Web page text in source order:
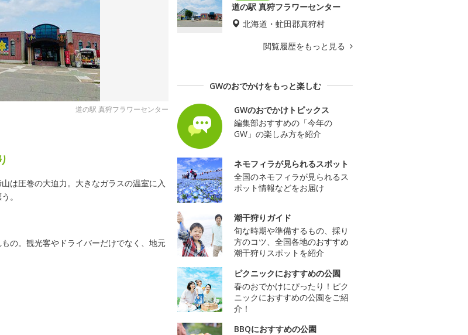
道の駅 真狩フラワーセンター
は圧巻の大迫力。大きなガラスの温室に入
。
の。観光客やドライバーだけでなく、地元
道の駅 真狩フラワーセンター
北海道・虻田郡真狩村
閲覧履歴をもっと見る
GWのおでかけをもっと楽しむ
GWのおでかけトピックス
編集部おすすめの「今年の
GW」の楽しみ方を紹介
ネモフィラが見られるスポット
全国のネモフィラが見られるス
ポット情報などをお届け
潮干狩りガイド
旬な時期や準備するもの、採り
方のコツ、全国各地のおすすめ
潮干狩りスポットを紹介
ピクニックにおすすめの公園
春のおでかけにぴったり！ピク
ニックにおすすめの公園をご紹
介！
BBQにおすすめの公園